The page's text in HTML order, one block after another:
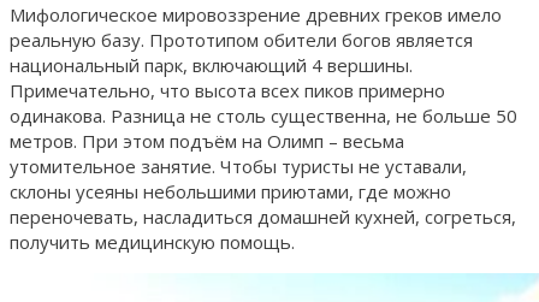
Мифологическое мировоззрение древних греков имело
реальную базу. Прототипом обители богов является
национальный парк, включающий 4 вершины.
Примечательно, что высота всех пиков примерно
одинакова. Разница не столь существенна, не больше 50
метров. При этом подъём на Олимп – весьма
утомительное занятие. Чтобы туристы не уставали,
склоны усеяны небольшими приютами, где можно
переночевать, насладиться домашней кухней, согреться,
получить медицинскую помощь.